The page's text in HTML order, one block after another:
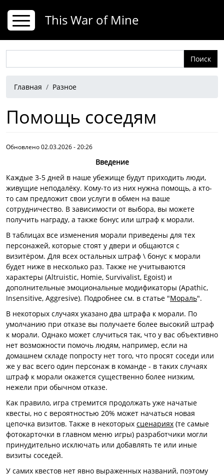
This War of Mine
Строка навигации
Главная Разное
Помощь соседям
Обновлено 02.03.2026 - 20:26
Введение
Каждые 3-5 дней в наше убежище будут приходить люди,
живущие неподалёку. Кому-то из них нужна помощь, а кто-
то сам предложит свои услуги в обмен на ваше
сотрудничество. В зависимости от выбора, вы можете
получить награду, а также бонус или штраф к морали.
В таблицах все изменения морали приведены для тех
персонажей, которые стоят у двери и общаются с
визитёром. Для всех остальных штраф \ бонус к морали
будет ниже в несколько раз. Также не учитываются
характеры (Altruistic, Homie, Survivalist, Egoist) и
дополнительные эмоциональные модификаторы (Apathic,
Insensitive, Aggresive). Подробнее см. в статье "Мораль".
В некоторых случаях указано два штрафа к морали. По
умолчанию при отказе вы получаете более высокий штраф
к морали. Однако может случиться так, что у вас объективно
нет возможности помочь людям, например, если на
домашнем складе попросту нет того, что просят соседи или
же у вас всего один персонаж в команде - в таких случаях
штраф к морали окажется существенно более низким,
нежели при обычном отказе.
Как правило, игра стремится продолжать уже начатые
квесты, но с вероятностью 20% может начаться новая
цепочка визитов. Также в некоторых сценариях (те самые
фотокарточки в главном меню игры) разработчики могли
принудительно исключать или добавлять те или иные
визиты соседей.
У самих квестов нет явно выраженных названий, поэтому